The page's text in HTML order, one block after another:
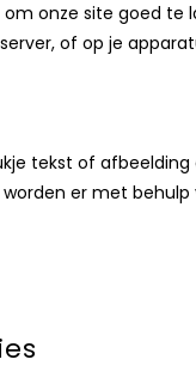
onze site goed te
of op je
tekst of
er met behulp